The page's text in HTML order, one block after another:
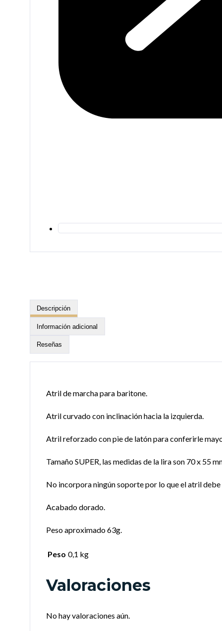
Descripción
Información adicional
Reseñas
Atril de marcha para baritone.
Atril curvado con inclinación hacia la izquierda.
Atril reforzado con pie de latón para conferirle
Tamaño SUPER, las medidas de la lira son 70 x 55
No incorpora ningún soporte por lo que el atril
Acabado dorado.
Peso aproximado 63g.
Peso 0,1 kg
Valoraciones
No hay valoraciones aún.